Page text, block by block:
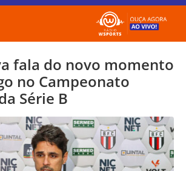
fala do novo momento
no Campeonato
Série B